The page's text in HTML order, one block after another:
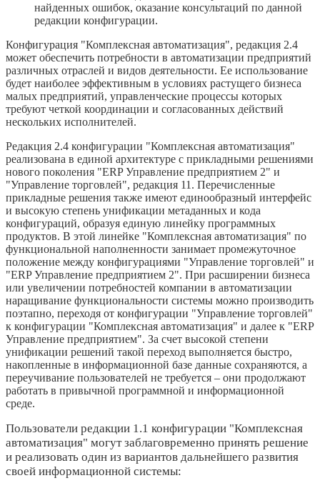
найденных ошибок, оказание консультаций по данной
редакции конфигурации.
Конфигурация "Комплексная автоматизация", редакция 2.4
может обеспечить потребности в автоматизации предприятий
различных отраслей и видов деятельности. Ее использование
будет наиболее эффективным в условиях растущего бизнеса
малых предприятий, управленческие процессы которых
требуют четкой координации и согласованных действий
нескольких исполнителей.
Редакция 2.4 конфигурации "Комплексная автоматизация"
реализована в единой архитектуре с прикладными решениями
нового поколения "ERP Управление предприятием 2" и
"Управление торговлей", редакция 11. Перечисленные
прикладные решения также имеют единообразный интерфейс
и высокую степень унификации метаданных и кода
конфигураций, образуя единую линейку программных
продуктов. В этой линейке "Комплексная автоматизация" по
функциональной наполненности занимает промежуточное
положение между конфигурациями "Управление торговлей" и
"ERP Управление предприятием 2". При расширении бизнеса
или увеличении потребностей компании в автоматизации
наращивание функциональности системы можно производить
поэтапно, переходя от конфигурации "Управление торговлей"
к конфигурации "Комплексная автоматизация" и далее к "ERP
Управление предприятием". За счет высокой степени
унификации решений такой переход выполняется быстро,
накопленные в информационной базе данные сохраняются, а
переучивание пользователей не требуется – они продолжают
работать в привычной программной и информационной
среде.
Пользователи редакции 1.1 конфигурации "Комплексная
автоматизация" могут заблаговременно принять решение
и реализовать один из вариантов дальнейшего развития
своей информационной системы: